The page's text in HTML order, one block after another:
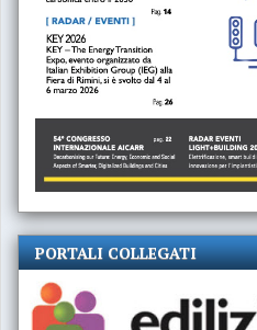
PORTALI COLLEGATI